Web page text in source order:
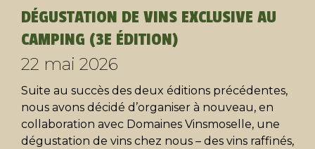
DÉGUSTATION DE VINS EXCLUSIVE AU
CAMPING (3E ÉDITION)
22 mai 2026
Suite au succès des deux éditions précédentes,
nous avons décidé d’organiser à nouveau, en
collaboration avec Domaines Vinsmoselle, une
dégustation de vins chez nous – des vins raffinés,